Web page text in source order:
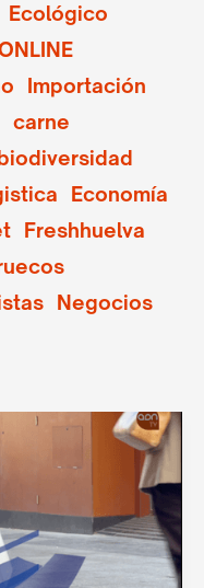
Ecológico
Importación
carne
Economía
Freshhuelva
Negocios